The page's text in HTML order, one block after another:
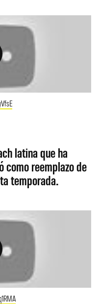
latina que ha
como reemplazo de
temporada.